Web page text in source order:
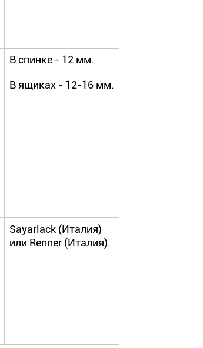
В спинке - 12 мм.
В ящиках - 12-16 мм.
Sayarlack (Италия)
или Renner (Италия).